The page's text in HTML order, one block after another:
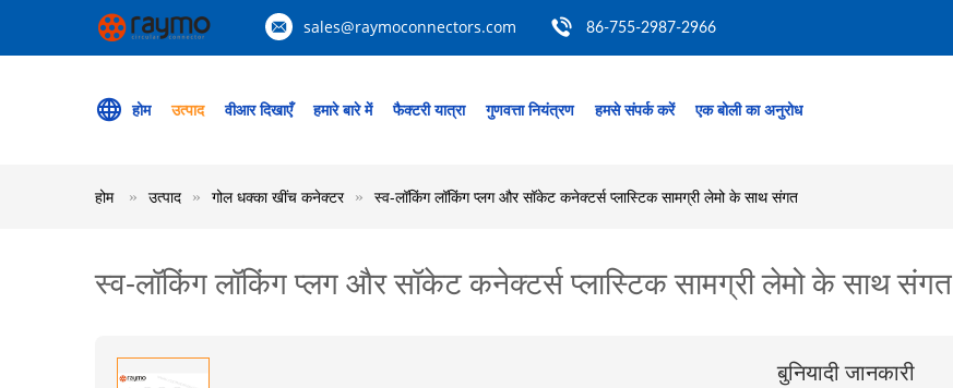
sales@raymoconnectors.com 86-755-2987-2966
होम उत्पाद वीआर दिखाएँ हमारे बारे में फैक्टरी यात्रा गुणवत्ता नियंत्रण हमसे संपर्क करें एक बोली का अनुरोध
होम उत्पाद गोल धक्का खींच कनेक्टर स्व-लॉकिंग लॉकिंग प्लग और सॉकेट कनेक्टर्स प्लास्टिक सामग्री लेमो के साथ संगत
स्व-लॉकिंग लॉकिंग प्लग और सॉकेट कनेक्टर्स प्लास्टिक सामग्री लेमो के साथ संगत
बुनियादी जानकारी